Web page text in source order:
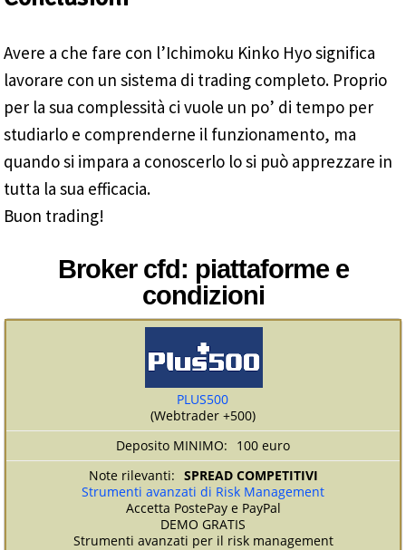
Avere a che fare con l’Ichimoku Kinko Hyo significa
lavorare con un sistema di trading completo. Proprio
per la sua complessità ci vuole un po’ di tempo per
studiarlo e comprenderne il funzionamento, ma
quando si impara a conoscerlo lo si può apprezzare in
tutta la sua efficacia.
Buon trading!
Broker cfd: piattaforme e
condizioni
PLUS500
(Webtrader +500)
100 euro
SPREAD COMPETITIVI
Strumenti avanzati di Risk Management
Accetta PostePay e PayPal
DEMO GRATIS
Strumenti avanzati per il risk management